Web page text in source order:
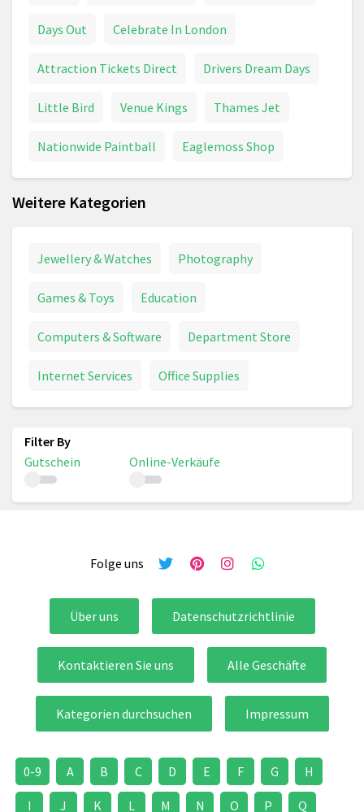
Days Out Celebrate In London
Attraction Tickets Direct Drivers Dream Days
Little Bird Venue Kings Thames Jet
Nationwide Paintball Eaglemoss Shop
Weitere Kategorien
Jewellery & Watches Photography
Games & Toys Education
Computers & Software Department Store
Internet Services Office Supplies
Gutschein Online-Verkäufe
Folge uns
Über uns Datenschutzrichtlinie
Kontaktieren Sie uns Alle Geschäfte
Kategorien durchsuchen Impressum
0-9 A B C D E F G H
I J K L M N O P Q